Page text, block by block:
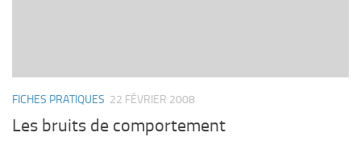
FICHES PRATIQUES 22 FÉVRIER 2008
Les bruits de comportement